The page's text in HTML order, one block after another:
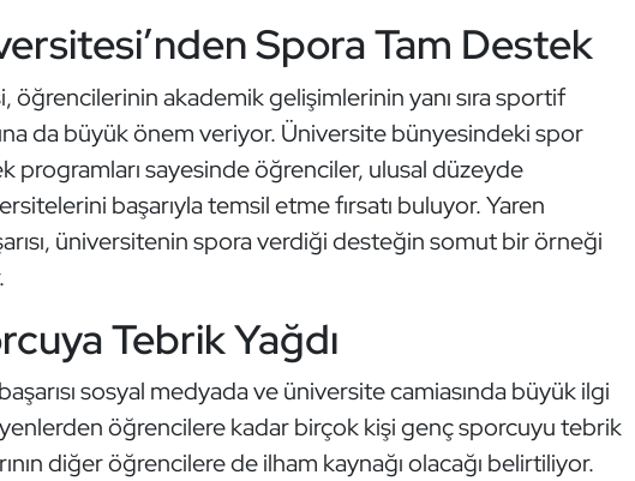
Spora Tam Destek
öğrencilerinin akademik gelişimlerinin yanı sıra sportif
da büyük önem veriyor. Üniversite bünyesindeki spor
programları sayesinde öğrenciler, ulusal düzeyde
başarıyla temsil etme fırsatı buluyor. Yaren
üniversitenin spora verdiği desteğin somut bir örneği
Tebrik Yağdı
sosyal medyada ve üniversite camiasında büyük ilgi
öğrencilere kadar birçok kişi genç sporcuyu tebrik
diğer öğrencilere de ilham kaynağı olacağı belirtiliyor.